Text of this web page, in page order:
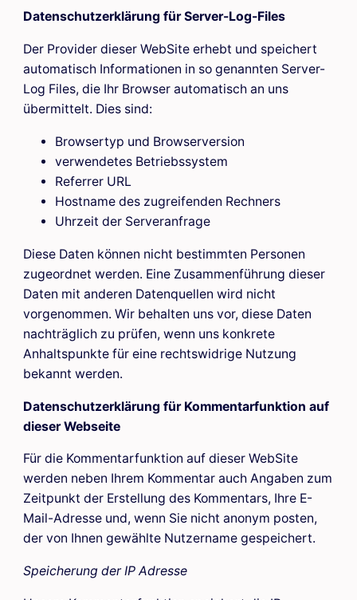
Datenschutzerklärung für Server-Log-Files
Der Provider dieser WebSite erhebt und speichert
automatisch Informationen in so genannten Server-
Log Files, die Ihr Browser automatisch an uns
übermittelt. Dies sind:
Browsertyp und Browserversion
verwendetes Betriebssystem
Referrer URL
Hostname des zugreifenden Rechners
Uhrzeit der Serveranfrage
Diese Daten können nicht bestimmten Personen
zugeordnet werden. Eine Zusammenführung dieser
Daten mit anderen Datenquellen wird nicht
vorgenommen. Wir behalten uns vor, diese Daten
nachträglich zu prüfen, wenn uns konkrete
Anhaltspunkte für eine rechtswidrige Nutzung
bekannt werden.
Datenschutzerklärung für Kommentarfunktion auf
dieser Webseite
Für die Kommentarfunktion auf dieser WebSite
werden neben Ihrem Kommentar auch Angaben zum
Zeitpunkt der Erstellung des Kommentars, Ihre E-
Mail-Adresse und, wenn Sie nicht anonym posten,
der von Ihnen gewählte Nutzername gespeichert.
Speicherung der IP Adresse